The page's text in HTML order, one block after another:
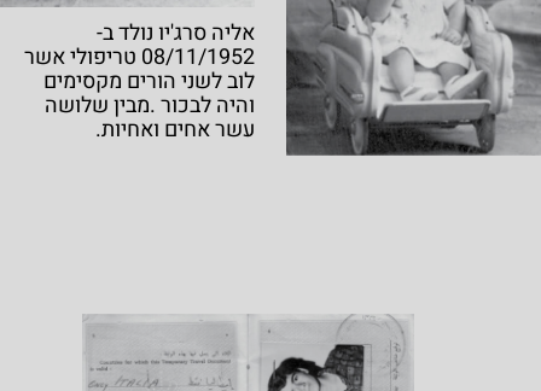
אליה סרג'יו נולד ב-
08/11/1952 טריפולי אשר
לוב לשני הורים מקסימים
והיה לבכור .מבין שלושה
עשר אחים ואחיות.